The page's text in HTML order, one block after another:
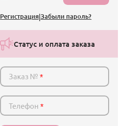
Регистрация|Забыли пароль?
Статус и оплата заказа
Заказ №*
Телефон*